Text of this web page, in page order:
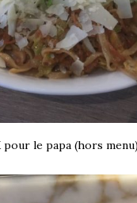
pour le papa (hors